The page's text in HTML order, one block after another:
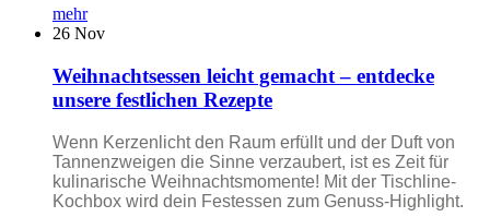
mehr
26 Nov
Weihnachtsessen leicht gemacht – entdecke
unsere festlichen Rezepte
Wenn Kerzenlicht den Raum erfüllt und der Duft von
Tannenzweigen die Sinne verzaubert, ist es Zeit für
kulinarische Weihnachtsmomente! Mit der Tischline-
Kochbox wird dein Festessen zum Genuss-Highlight.